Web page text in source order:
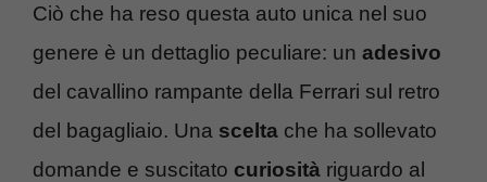
Ciò che ha reso questa auto unica nel suo
genere è un dettaglio peculiare: un adesivo
del cavallino rampante della Ferrari sul retro
del bagagliaio. Una scelta che ha sollevato
domande e suscitato curiosità riguardo al